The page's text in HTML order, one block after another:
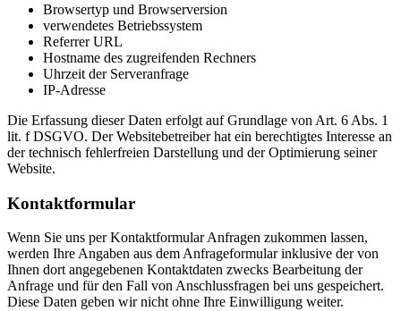
Browsertyp und Browserversion
verwendetes Betriebssystem
Referrer URL
Hostname des zugreifenden Rechners
Uhrzeit der Serveranfrage
IP-Adresse
Die Erfassung dieser Daten erfolgt auf Grundlage von Art. 6 Abs. 1
lit. f DSGVO. Der Websitebetreiber hat ein berechtigtes Interesse an
der technisch fehlerfreien Darstellung und der Optimierung seiner
Website.
Kontaktformular
Wenn Sie uns per Kontaktformular Anfragen zukommen lassen,
werden Ihre Angaben aus dem Anfrageformular inklusive der von
Ihnen dort angegebenen Kontaktdaten zwecks Bearbeitung der
Anfrage und für den Fall von Anschlussfragen bei uns gespeichert.
Diese Daten geben wir nicht ohne Ihre Einwilligung weiter.